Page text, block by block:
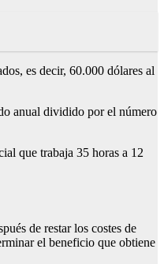
es decir, 60.000 dólares al
anual dividido por el número
que trabaja 35 horas a 12
de restar los costes de
el beneficio que obtiene